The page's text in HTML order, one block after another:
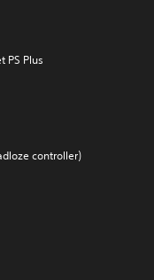
PS Plus
controller)